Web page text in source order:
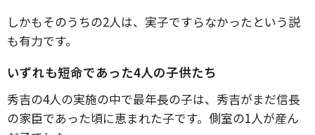
しかもそのうちの2人は、実子ですらなかったという説
も有力です。
いずれも短命であった4人の子供たち
秀吉の4人の実施の中で最年長の子は、秀吉がまだ信長
の家臣であった頃に恵まれた子です。側室の1人が産ん